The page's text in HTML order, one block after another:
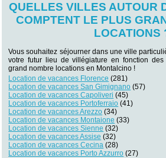
QUELLES VILLES AUTOUR
COMPTENT LE PLUS
LOCATIONS
Vous souhaitez séjourner dans une ville
votre futur lieu de villégiature en fonction
grand nombre locations en Montalcino !
Location de vacances Florence (281)
Location de vacances San Gimignano (57)
Location de vacances Capoliveri (45)
Location de vacances Portoferraio (41)
Location de vacances Arezzo (34)
Location de vacances Montaione (33)
Location de vacances Sienne (32)
Location de vacances Assise (32)
Location de vacances Cecina (28)
Location de vacances Porto Azzurro (27)